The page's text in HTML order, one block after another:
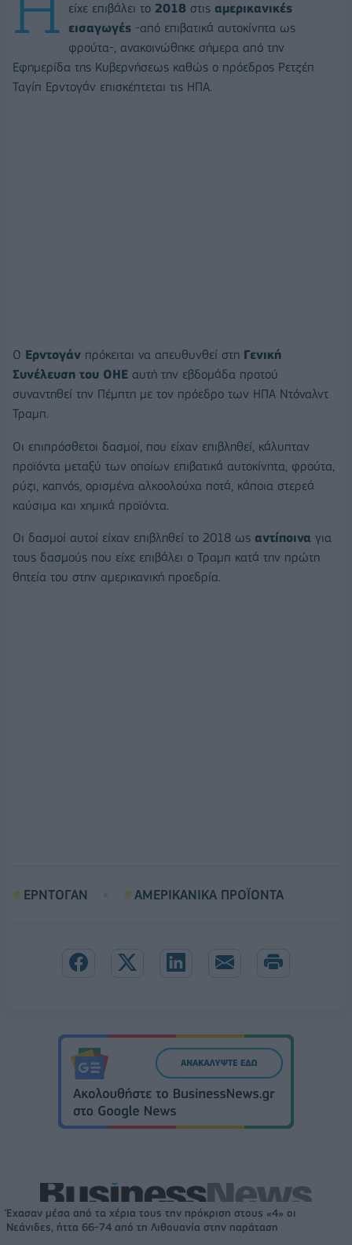
είχε επιβάλει το 2018 στις αμερικανικές
εισαγωγές -από επιβατικά αυτοκίνητα ως
φρούτα-, ανακοινώθηκε σήμερα από την
Εφημερίδα της Κυβερνήσεως καθώς ο πρόεδρος Ρετζέπ
Ταγίπ Ερντογάν επισκέπτεται τις ΗΠΑ.
Ο Ερντογάν πρόκειται να απευθυνθεί στη Γενική
Συνέλευση του ΟΗΕ αυτή την εβδομάδα προτού
συναντηθεί την Πέμπτη με τον πρόεδρο των ΗΠΑ Ντόναλντ
Τραμπ.
Οι επιπρόσθετοι δασμοί, που είχαν επιβληθεί, κάλυπταν
προϊόντα μεταξύ των οποίων επιβατικά αυτοκίνητα, φρούτα,
ρύζι, καπνός, ορισμένα αλκοολούχα ποτά, κάποια στερεά
καύσιμα και χημικά προϊόντα.
Οι δασμοί αυτοί είχαν επιβληθεί το 2018 ως αντίποινα για
τους δασμούς που είχε επιβάλει ο Τραμπ κατά την πρώτη
θητεία του στην αμερικανική προεδρία.
ΕΡΝΤΟΓΑΝ ΑΜΕΡΙΚΑΝΙΚΑ ΠΡΟΪΟΝΤΑ
Έχασαν μέσα από τα χέρια τους την πρόκριση στους «4» οι
Νεάνιδες, ήττα 66-74 από τη Λιθουανία στην παράταση